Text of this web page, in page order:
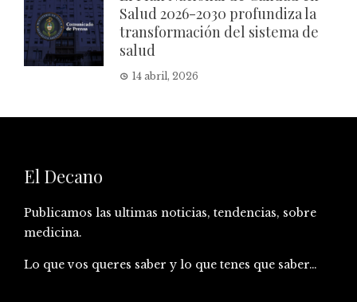
Salud 2026-2030 profundiza la
transformación del sistema de
salud
14 abril, 2026
El Decano
Publicamos las ultimas noticias, tendencias, sobre
medicina.
Lo que vos queres saber y lo que tenes que saber…